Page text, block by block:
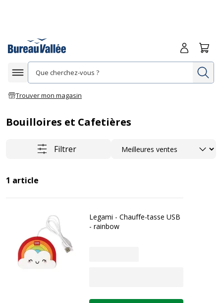
Afficher la navigation
Trouver mon magasin
Me
Bouilloires et Cafetières
Filtrer Trier
1 article
Legami - Chauffe-tasse USB
- rainbow